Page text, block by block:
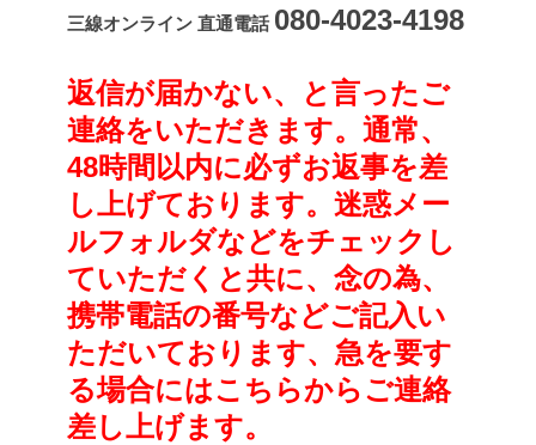
三線オンライン 直通電話 080-4023-4198
返信が届かない、と言ったご
連絡をいただきます。通常、
48時間以内に必ずお返事を差
し上げております。迷惑メー
ルフォルダなどをチェックし
ていただくと共に、念の為、
携帯電話の番号などご記入い
ただいております、急を要す
る場合にはこちらからご連絡
差し上げます。